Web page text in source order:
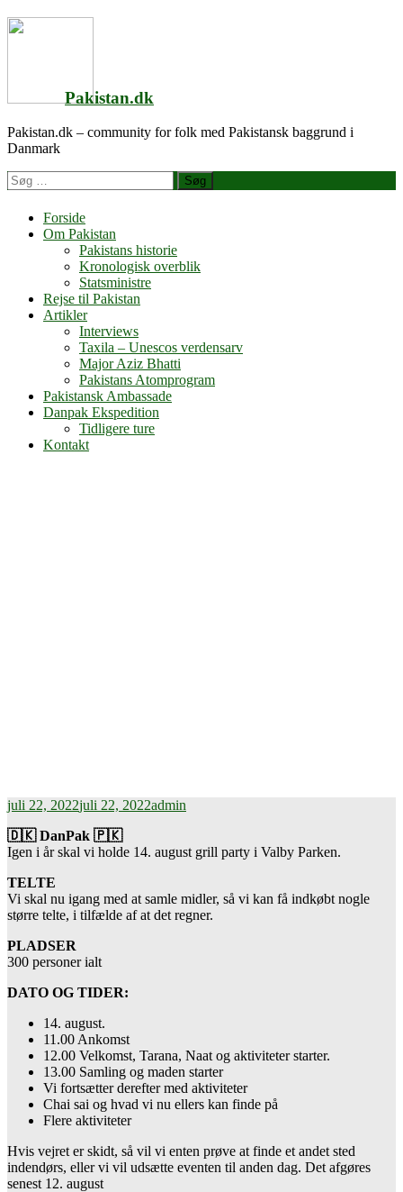
Videre
Pakistan.dk
Pakistan.dk – community for folk med Pakistansk baggrund i
Danmark
Søg
efter
Forside
Om Pakistan
Pakistans historie
Kronologisk overblik
Statsministre
Rejse til Pakistan
Artikler
Interviews
Taxila – Unescos verdensarv
Major Aziz Bhatti
Pakistans Atomprogram
Pakistansk Ambassade
Danpak Ekspedition
Tidligere ture
Kontakt
juli 22, 2022juli 22, 2022admin
🇩🇰 DanPak 🇵🇰
Igen i år skal vi holde 14. august grill party i Valby Parken.
TELTE
Vi skal nu igang med at samle midler, så vi kan få indkøbt nogle
større telte, i tilfælde af at det regner.
PLADSER
300 personer ialt
DATO OG TIDER:
14. august.
11.00 Ankomst
12.00 Velkomst, Tarana, Naat og aktiviteter starter.
13.00 Samling og maden starter
Vi fortsætter derefter med aktiviteter
Chai sai og hvad vi nu ellers kan finde på
Flere aktiviteter
Hvis vejret er skidt, så vil vi enten prøve at finde et andet sted
indendørs, eller vi vil udsætte eventen til anden dag. Det afgøres
senest 12. august